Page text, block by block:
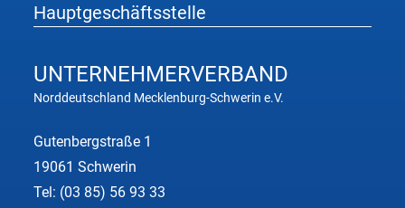
Hauptgeschäftsstelle
UNTERNEHMERVERBAND
Norddeutschland Mecklenburg-Schwerin e.V.
Gutenbergstraße 1
19061 Schwerin
Tel: (03 85) 56 93 33